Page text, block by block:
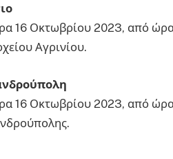
16 Οκτωβρίου 2023, από
Αγρινίου.
16 Οκτωβρίου 2023, από